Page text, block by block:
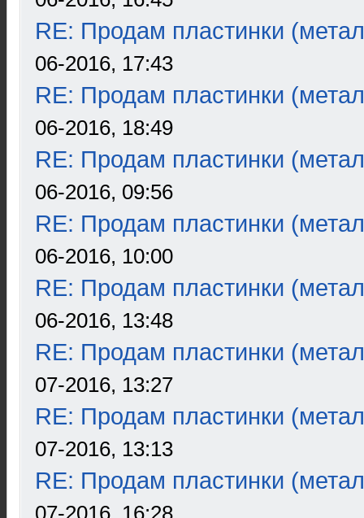
RE: Продам пластинки
06-2016, 17:43
RE: Продам пластинки
06-2016, 18:49
RE: Продам пластинки
06-2016, 09:56
RE: Продам пластинки
06-2016, 10:00
RE: Продам пластинки
06-2016, 13:48
RE: Продам пластинки
07-2016, 13:27
RE: Продам пластинки
07-2016, 13:13
RE: Продам пластинки
07-2016, 16:28